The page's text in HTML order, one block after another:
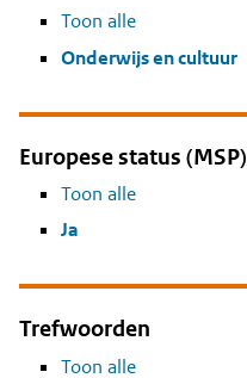
Toon alle
Onderwijs en cultuur
Europese status (MSP)
Toon alle
Ja
Trefwoorden
Toon alle